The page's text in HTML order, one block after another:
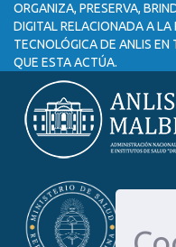
ORGANIZA, PRESERVA,
DIGITAL RELACIONADA A
TECNOLÓGICA DE ANLIS
QUE ESTA ACTÚA.